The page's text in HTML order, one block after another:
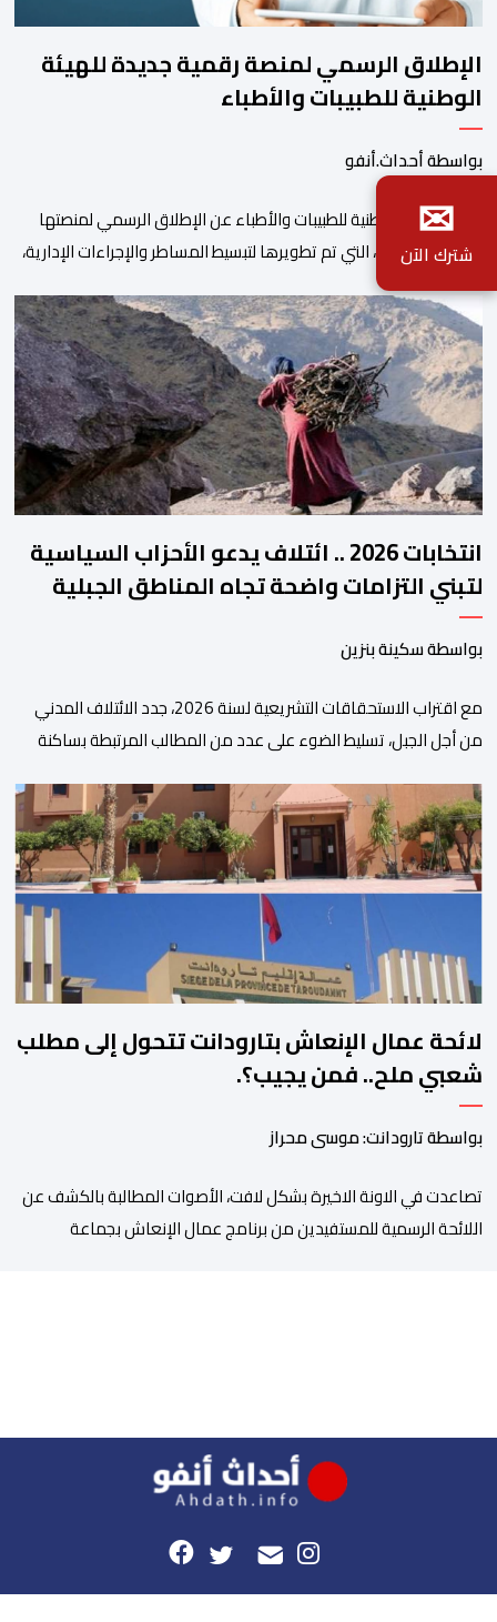
الإطلاق الرسمي لمنصة رقمية جديدة للهيئة
الوطنية للطبيبات والأطباء
بواسطة أحداث.أنفو
أعلنت الهيئة الوطنية للطبيبات والأطباء عن الإطلاق الرسمي لمنصتها
الرقمية الجديدة، التي تم تطويرها لتبسيط المساطر والإجراءات الإدارية،
وتحسين جودة الخدمات المقدمة للأطباء، وتعزيز التواصل بين الأطباء
والمجالس الجهوية للهيئة إلى جانب الهيئة الوطنية. وذكر بلاغ للهيئة أن
هذه المنصة، التي تم إطلاقها في إطار استراتيجيتها الرامية إلى التحديث
والتحول الرقمي، تشكل خطوة مهمة في […]
انتخابات 2026 .. ائتلاف يدعو الأحزاب السياسية
لتبني التزامات واضحة تجاه المناطق الجبلية
بواسطة سكينة بنزين
مع اقتراب الاستحقاقات التشريعية لسنة 2026، جدد الائتلاف المدني
من أجل الجبل، تسليط الضوء على عدد من المطالب المرتبطة بساكنة
فيها الأحزاب السياسية، إلى ادراج 10 التزامات ضمن برامجها الانتخابية
المنتظرة، في إطار تعاقد سياسي مع المناطق الجبلية والانتقال من
الوعود الانتخابية إلى التزامات عملية […]
لائحة عمال الإنعاش بتارودانت تتحول إلى مطلب
شعبي ملح.. فمن يجيب؟.
بواسطة تارودانت: موسى محراز
تصاعدت في الاونة الاخيرة بشكل لافت، الأصوات المطالبة بالكشف عن
اللائحة الرسمية للمستفيدين من برنامج عمال الإنعاش بجماعة
✉
شترك الآن